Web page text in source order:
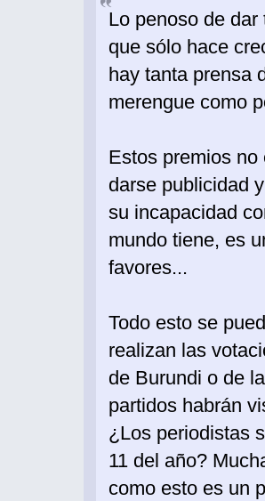
Lo penoso de
que sólo hace
hay tanta prensa
merengue como
Estos premios no
darse publicidad
su incapacidad
mundo tiene, es
favores...
Todo esto se
realizan las
de Burundi o de
partidos habrán
¿Los periodistas
11 del año?
como esto es un